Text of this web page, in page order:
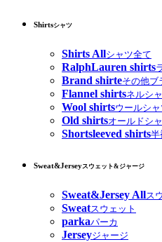
Shirtsシャツ
Shirts Allシャツ全て
RalphLauren shirts
Brand shirteその他ブ
Flannel shirtsネルシ
Wool shirtsウールシャ
Old shirtsオールドシ
Shortsleeved shirts半
Sweat&Jerseyスウェット&ジャージ
Sweat&Jersey Allス
Sweatスウェット
parkaパーカ
Jerseyジャージ